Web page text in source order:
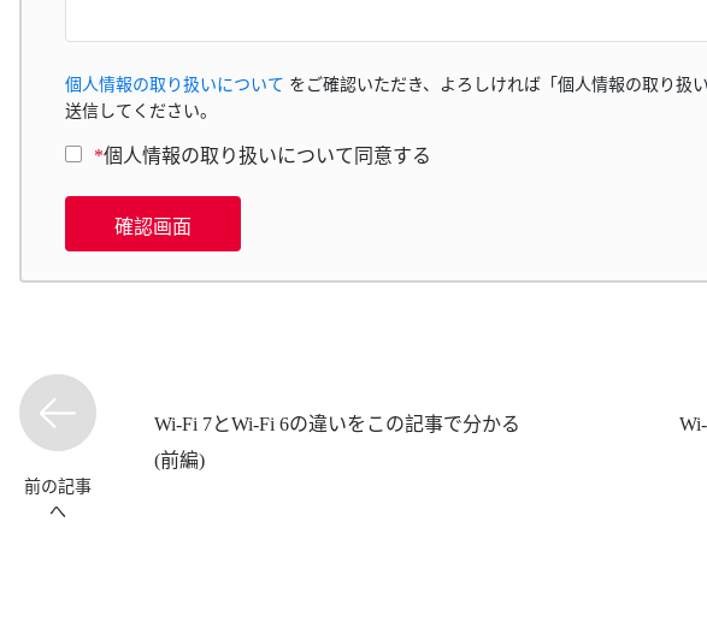
個人情報の取り扱いについて をご確認いただき、よろしければ「個人情報の取り扱
送信してください。
*個人情報の取り扱いについて同意する
確認画面
前の記事
へ
Wi-Fi 7とWi-Fi 6の違いをこの記事で分かる
(前編)